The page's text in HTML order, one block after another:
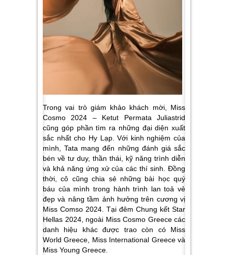
Trong vai trò giám khảo khách mời, Miss
Cosmo 2024 – Ketut Permata Juliastrid
cũng góp phần tìm ra những đại diện xuất
sắc nhất cho Hy Lạp. Với kinh nghiệm của
mình, Tata mang đến những đánh giá sắc
bén về tư duy, thần thái, kỹ năng trình diễn
và khả năng ứng xử của các thí sinh. Đồng
thời, cô cũng chia sẻ những bài học quý
báu của mình trong hành trình lan toả vẻ
đẹp và nâng tầm ảnh hưởng trên cương vị
Miss Comso 2024. Tại đêm Chung kết Star
Hellas 2024, ngoài Miss Cosmo Greece các
danh hiệu khác được trao còn có Miss
World Greece, Miss International Greece và
Miss Young Greece.